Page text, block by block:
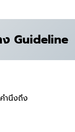
ง Guideline
ำนึงถึง